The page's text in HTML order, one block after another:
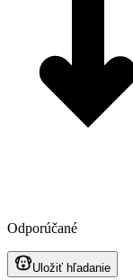
Odporúčané
Uložiť hľadanie